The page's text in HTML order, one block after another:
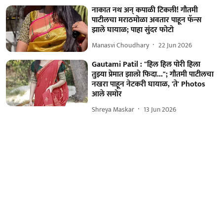
नाकात नथ अन् कपाळी टिकली! गौतमी
पाटीलचा मराठमोळा अवतार पाहून फॅन्स
झाले घायाळ; पाहा सुंदर फोटो
Manasvi Choudhary 22 Jun 2026
Gautami Patil : "हिल हिल पोरी हिला
तुझ्या प्रेमात झालो फिदा..."; गौतमी पाटीलचा
नखरा पाहून नेटकरी घायाळ, 'ते' Photos
आले समोर
Shreya Maskar 13 Jun 2026